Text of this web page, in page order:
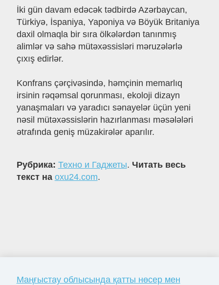
İki gün davam edəcək tədbirdə Azərbaycan,
Türkiyə, İspaniya, Yaponiya və Böyük Britaniya
daxil olmaqla bir sıra ölkələrdən tanınmış
alimlər və sahə mütəxəssisləri məruzələrlə
çıxış edirlər.
Konfrans çərçivəsində, həmçinin memarlıq
irsinin rəqəmsal qorunması, ekoloji dizayn
yanaşmaları və yaradıcı sənayelər üçün yeni
nəsil mütəxəssislərin hazırlanması məsələləri
ətrafında geniş müzakirələr aparılır.
Рубрика: Техно и Гаджеты. Читать весь
текст на oxu24.com.
Маңғыстау облысында қатты нөсер мен